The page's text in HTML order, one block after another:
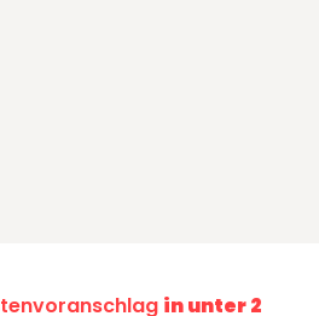
in unter 2